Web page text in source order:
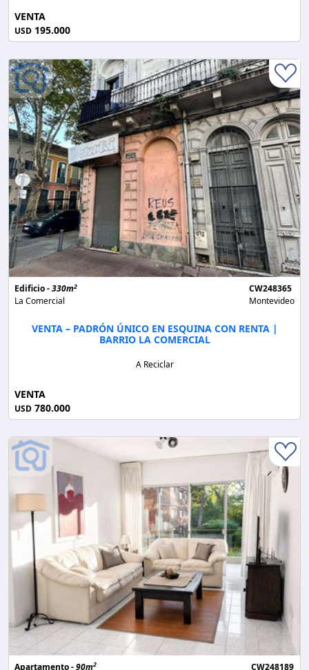
VENTA
USD 195.000
Edificio -330m2
La Comercial
CW248365
Montevideo
VENTA – PADRÓN ÚNICO EN ESQUINA CON RENTA |
BARRIO LA COMERCIAL
A Reciclar
VENTA
USD 780.000
Apartamento -90m2
CW248189